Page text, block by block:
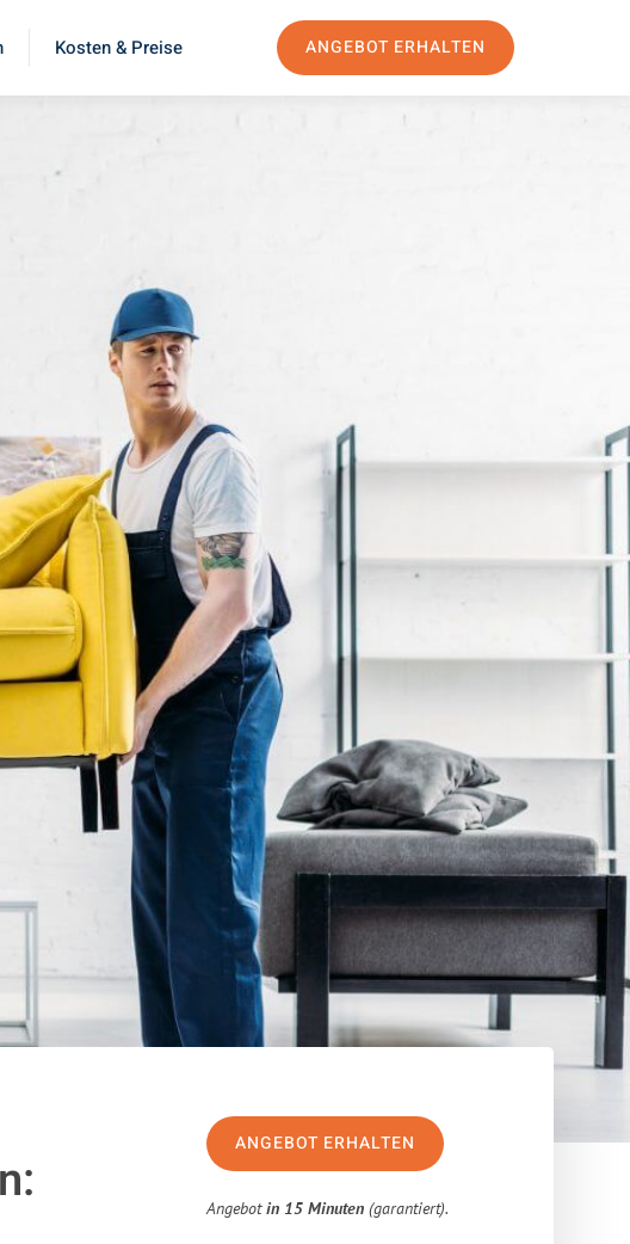
Kosten & Preise ANGEBOT ERHALTEN
ANGEBOT ERHALTEN
Angebotin 15 Minuten (garantiert).